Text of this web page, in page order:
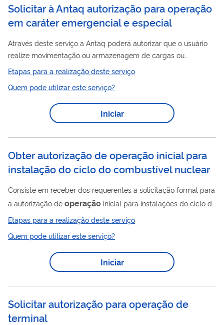
Solicitar à Antaq autorização para operação
em caráter emergencial e especial
Através deste serviço a Antaq poderá autorizar que o usuário
realize movimentação ou armazenagem de cargas ou
movimentação de passageiros, em caráter emergencial ou
especial, pelo prazo máximo de 180 dias, atestadas as
condições predispostas na legislação vigente.
Etapas para a realização deste serviço
Quem pode utilizar este serviço?
Iniciar
Obter autorização de operação inicial para
instalação do ciclo do combustível nuclear
Consiste em receber dos requerentes a solicitação formal para
a autorização de operação inicial para instalações do ciclo do
combustível nuclear, proceder as necessárias avaliações de
segurança e radioproteção, encaminhar os resultado aos níveis
hierárquicos superiores da CNEN, para, se aprovado,
publicação do ato administrativo no DOU. Este serviço abrange
autorização de
inicial para instalações de
combustível, reconversão,...
Etapas para a realização deste serviço
Quem pode utilizar este serviço?
Iniciar
Solicitar autorização para operação de
terminal